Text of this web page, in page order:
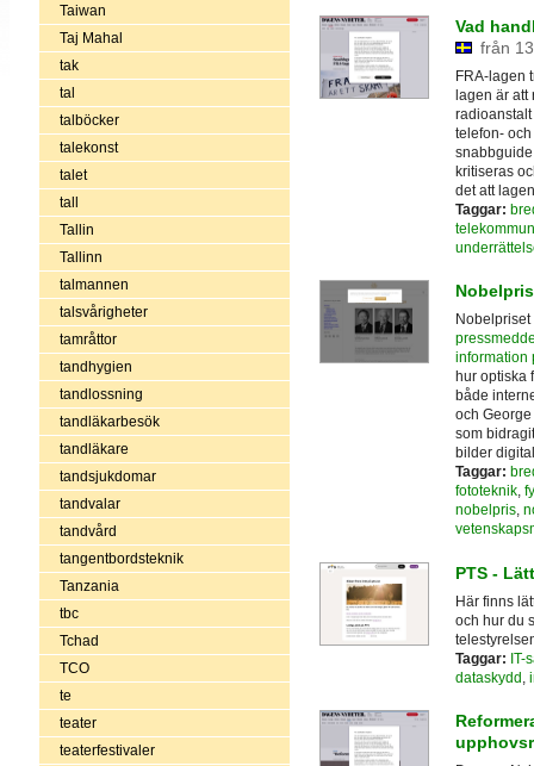
Taiwan
Taj Mahal
tak
tal
talböcker
talekonst
talet
tall
Tallin
Tallinn
talmannen
talsvårigheter
tamråttor
tandhygien
tandlossning
tandläkarbesök
tandläkare
tandsjukdomar
tandvalar
tandvård
tangentbordsteknik
Tanzania
tbc
Tchad
TCO
te
teater
teaterfestivaler
Vad
från
FRA-lagen
lagen är
telefon-
kritiseras
det att
Taggar:
information
hur optiska
både
och
som
bilder
Taggar:
fototeknik,
nobelpris,
PTS -
Här finns
och hur du
Taggar: IT-
dataskydd,